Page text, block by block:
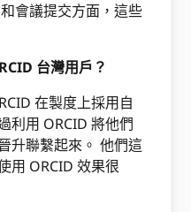
會議提交方面，這些
台灣用戶？
在製度上採用自
利用 ORCID 將他們
升聯繫起來。 他們這
用 ORCID 效果很